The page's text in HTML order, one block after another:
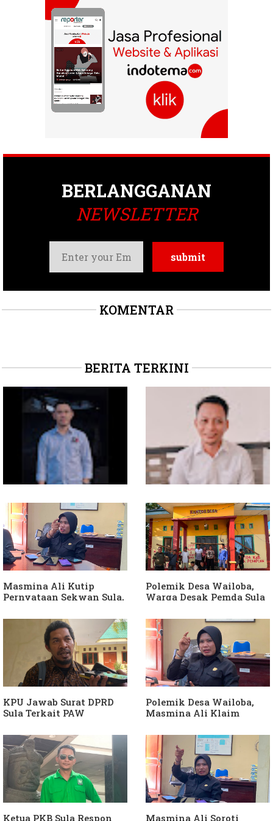
BERLANGGANAN
NEWSLETTER
KOMENTAR
BERITA TERKINI
Soal Intervensi Politik,
Langkah Wakil Ketua
Komisi I Bukan
intervensi Politik
Dituding Jadikan
Bendahara Desa Wailoba
sebagai "ATM Berjalan",
Armin Soamole: Harus
Dibuktikan
Masmina Ali Kutip
Pernyataan Sekwan Sula,
Diduga Jadikan
Keponakan "ATM
Berjalan"
Polemik Desa Wailoba,
Warga Desak Pemda Sula
APH Usut Dugaan
Penyimpangan Dana Desa
KPU Jawab Surat DPRD
Sula Terkait PAW
Hanura
Polemik Desa Wailoba,
Masmina Ali Klaim
Keterlibatan Ketua PKB
Sula
Ketua PKB Sula Respon
Masmina Ali Soroti